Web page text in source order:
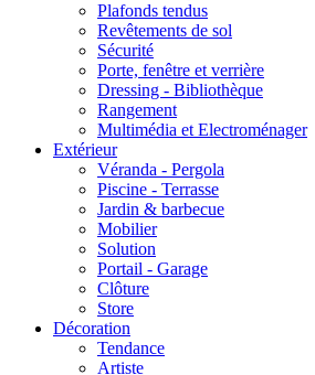
Plafonds tendus
Revêtements de sol
Sécurité
Porte, fenêtre et verrière
Dressing - Bibliothèque
Rangement
Multimédia et Electroménager
Extérieur
Véranda - Pergola
Piscine - Terrasse
Jardin & barbecue
Mobilier
Solution
Portail - Garage
Clôture
Store
Décoration
Tendance
Artiste